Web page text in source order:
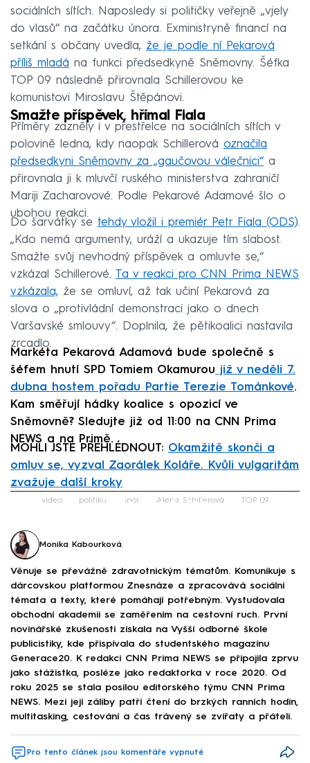
sociálních sítích. Naposledy si političky veřejně „vjely
do vlasů“ na začátku února. Exministryně financí na
setkání s občany uvedla, že je podle ní Pekarová
příliš mladá na funkci předsedkyně Sněmovny. Šéfka
TOP 09 následně přirovnala Schillerovou ke
komunistovi Miroslavu Štěpánovi.
Smažte příspěvek, hřímal Fiala
Příměry zazněly i v přestřelce na sociálních sítích v
polovině ledna, kdy naopak Schillerová označila
předsedkyni Sněmovny za „gaučovou válečnici“ a
přirovnala ji k mluvčí ruského ministerstva zahraničí
Mariji Zacharovové. Podle Pekarové Adamové šlo o
ubohou reakci.
Do šarvátky se tehdy vložil i premiér Petr Fiala (ODS).
„Kdo nemá argumenty, uráží a ukazuje tím slabost.
Smažte svůj nevhodný příspěvek a omluvte se,“
vzkázal Schillerové. Ta v reakci pro CNN Prima NEWS
vzkázala, že se omluví, až tak učiní Pekarová za
slova o „protivládní demonstraci jako o dnech
Varšavské smlouvy“. Doplnila, že pětikoalici nastavila
zrcadlo.
Markéta Pekarová Adamová bude společně s
šéfem hnutí SPD Tomiem Okamurou již v neděli 7.
dubna hostem pořadu Partie Terezie Tománkové.
Kam směřují hádky koalice s opozicí ve
Sněmovně? Sledujte již od 11:00 na CNN Prima
NEWS a na Primě.
MOHLI JSTE PŘEHLÉDNOUT: Okamžitě skonči a
omluv se, vyzval Zaorálek Koláře. Kvůli vulgaritám
zvažuje další kroky
Failed to fetch
video politika spor Alena Schillerová TOP 09
Monika Kabourková
Věnuje se převážně zdravotnickým tématům. Komunikuje s
dárcovskou platformou Znesnáze a zpracovává sociální
témata a texty, které pomáhají potřebným. Vystudovala
obchodní akademii se zaměřením na cestovní ruch. První
novinářské zkušenosti získala na Vyšší odborné škole
publicistiky, kde přispívala do studentského magazínu
Generace20. K redakci CNN Prima NEWS se připojila zprvu
jako stážistka, posléze jako redaktorka v roce 2020. Od
roku 2025 se stala posilou editorského týmu CNN Prima
NEWS. Mezi její záliby patří čtení do brzkých ranních hodin,
multitasking, cestování a čas trávený se zvířaty a přáteli.
Pro tento článek jsou komentáře vypnuté